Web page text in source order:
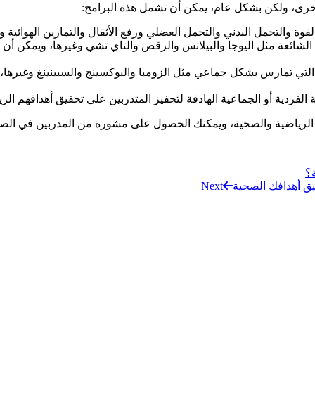
ولكن بشكل عام، يمكن أن تشمل هذه البرامج:
والتحمل البدني والتحمل العضلي ورفع الأثقال والتمارين الهوائية
الشائعة مثل اليوجا والبيلاتس والرقص والتاي تشي وغيرها، ويمكن
تمارس بشكل جماعي مثل الزومبا والبوكسينج والسبينينغ
أو الجماعية الهادفة لتحفيز المتدربين على تحقيق أهدافهم
الرياضية والصحية، ويمكنك الحصول على مشورة من المدربين في
Next